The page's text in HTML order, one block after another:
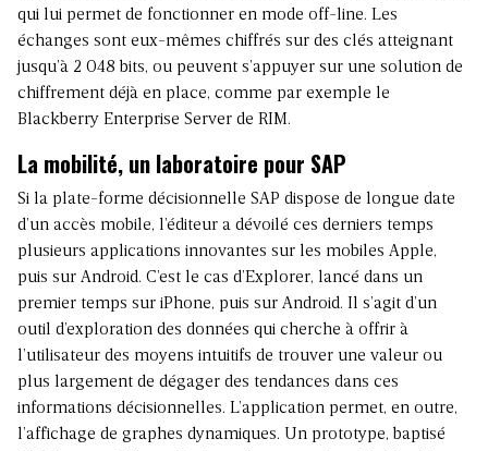
qui lui permet de fonctionner en mode off-line. Les
échanges sont eux-mêmes chiffrés sur des clés atteignant
jusqu’à 2 048 bits, ou peuvent s’appuyer sur une solution de
chiffrement déjà en place, comme par exemple le
Blackberry Enterprise Server de RIM.
La mobilité, un laboratoire pour SAP
Si la plate-forme décisionnelle SAP dispose de longue date
d’un accès mobile, l’éditeur a dévoilé ces derniers temps
plusieurs applications innovantes sur les mobiles Apple,
puis sur Android. C’est le cas d’Explorer, lancé dans un
premier temps sur iPhone, puis sur Android. Il s’agit d’un
outil d’exploration des données qui cherche à offrir à
l’utilisateur des moyens intuitifs de trouver une valeur ou
plus largement de dégager des tendances dans ces
informations décisionnelles. L’application permet, en outre,
l’affichage de graphes dynamiques. Un prototype, baptisé